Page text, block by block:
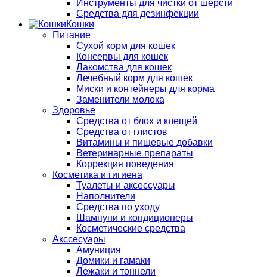
Инструменты для чистки от шерсти
Средства для дезинфекции
Кошки
Питание
Сухой корм для кошек
Консервы для кошек
Лакомства для кошек
Лечебный корм для кошек
Миски и контейнеры для корма
Заменители молока
Здоровье
Средства от блох и клещей
Средства от глистов
Витамины и пищевые добавки
Ветеринарные препараты
Коррекция поведения
Косметика и гигиена
Туалеты и аксессуары
Наполнители
Средства по уходу
Шампуни и кондиционеры
Косметические средства
Акссесуары
Амуниция
Домики и гамаки
Лежаки и тоннели